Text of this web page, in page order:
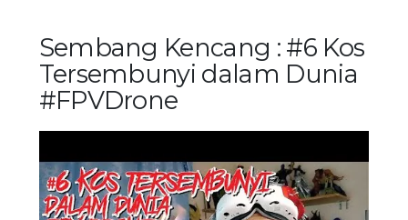
Sembang Kencang : #6 Kos
Tersembunyi dalam Dunia
#FPVDrone